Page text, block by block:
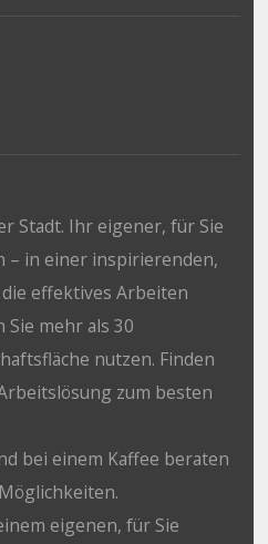
Stadt. Ihr eigener, für Sie
– in einer inspirierenden,
effektives Arbeiten
Sie mehr als 30
nutzen. Finden
zum besten
bei einem Kaffee beraten
eigenen, für Sie